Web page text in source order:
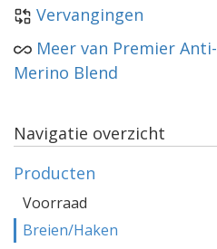
Vervangingen
Meer van Premier
Merino Blend
Navigatie overzicht
Producten
Voorraad
Breien/Haken